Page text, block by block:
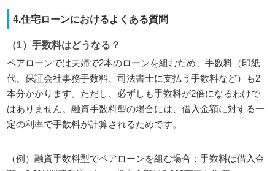
4.住宅ローンにおけるよくある質問
（1）手数料はどうなる？
ペアローンでは夫婦で2本のローンを組むため、手数料（印紙
代、保証会社事務手数料、司法書士に支払う手数料など）も2
本分かかります。ただし、必ずしも手数料が2倍になるわけで
はありません。融資手数料型の場合には、借入金額に対する一
定の利率で手数料が計算されるためです。
（例）融資手数料型でペアローンを組む場合：手数料は借入金